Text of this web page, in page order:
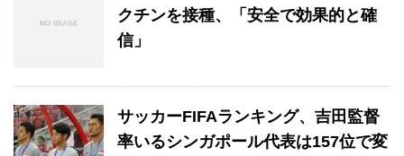
クチンを接種、「安全で効果的と確
信」
サッカーFIFAランキング、吉田監督
率いるシンガポール代表は157位で変